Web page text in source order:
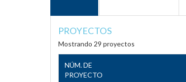
PROYECTOS
Mostrando 29 proyectos
NÚM. DE
PROYECTO